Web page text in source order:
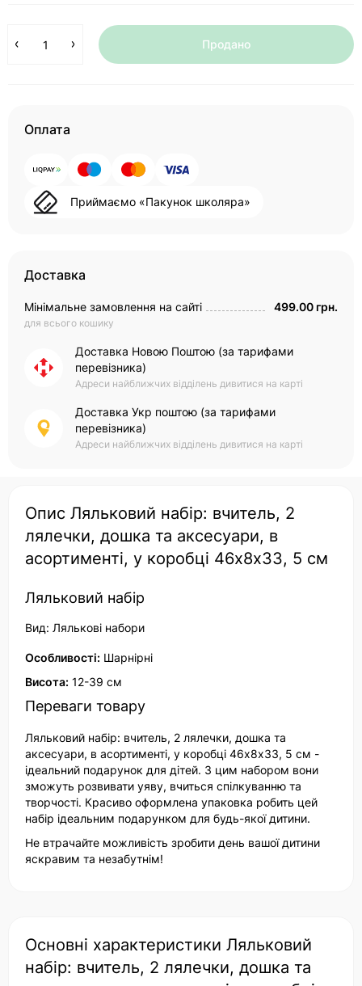
Продано
Оплата
Приймаємо «Пакунок школяра»
Доставка
Мінімальне замовлення на сайті
для всього кошику
499.00 грн.
Доставка Новою Поштою (за тарифами
перевізника)
Адреси найближчих відділень дивитися на карті
Доставка Укр поштою (за тарифами
перевізника)
Адреси найближчих відділень дивитися на карті
Опис Ляльковий набір: вчитель, 2
лялечки, дошка та аксесуари, в
асортименті, у коробці 46х8х33, 5 см
Ляльковий набір
Вид: Лялькові набори
Особливості: Шарнірні
Висота: 12-39 см
Переваги товару
Ляльковий набір: вчитель, 2 лялечки, дошка та
аксесуари, в асортименті, у коробці 46х8х33, 5 см -
ідеальний подарунок для дітей. З цим набором вони
зможуть розвивати уяву, вчиться спілкуванню та
творчості. Красиво оформлена упаковка робить цей
набір ідеальним подарунком для будь-якої дитини.
Не втрачайте можливість зробити день вашої дитини
яскравим та незабутнім!
Основні характеристики Ляльковий
набір: вчитель, 2 лялечки, дошка та